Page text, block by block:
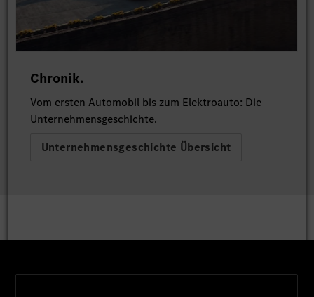
Chronik.
Vom ersten Automobil bis zum Elektroauto: Die
Unternehmensgeschichte.
Unternehmensgeschichte Übersicht